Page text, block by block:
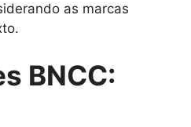
as marcas
BNCC: